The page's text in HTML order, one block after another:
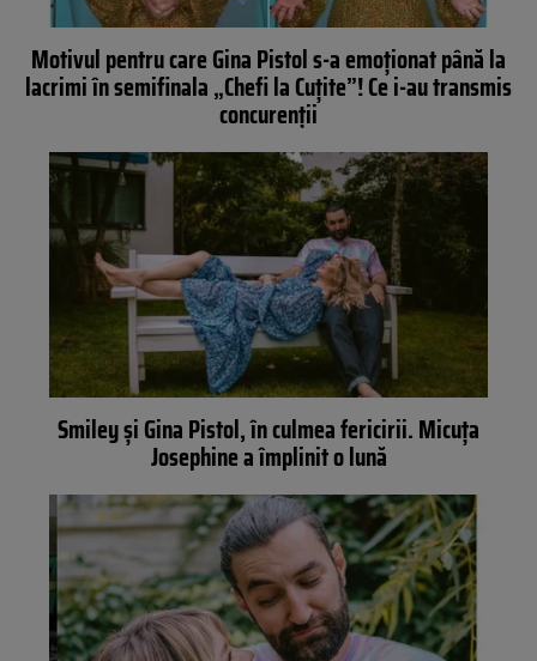
Motivul pentru care Gina Pistol s-a emoționat până la
lacrimi în semifinala „Chefi la Cuțite”! Ce i-au transmis
concurenții
Smiley și Gina Pistol, în culmea fericirii. Micuța
Josephine a împlinit o lună